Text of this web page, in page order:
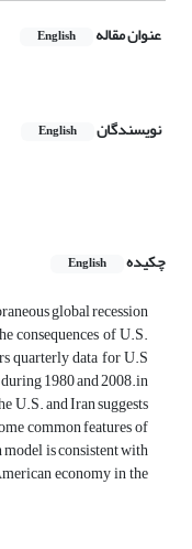
عنوان مقاله English
نویسندگان English
چکیده
English
global recession
consequences of U.S.
quarterly data for U.S
1980 and 2008.in
U.S. and Iran suggests
common features of
is consistent with
economy in the